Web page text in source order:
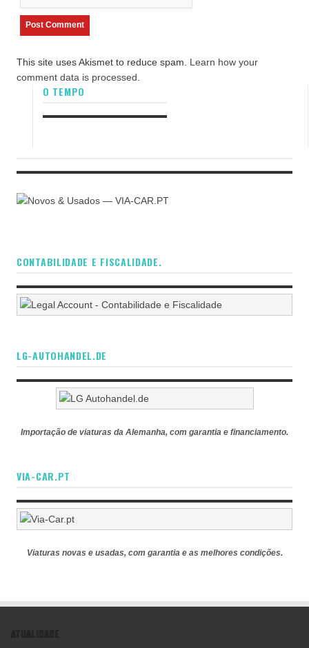
This site uses Akismet to reduce spam. Learn how your
comment data is processed.
O TEMPO
CONTABILIDADE E FISCALIDADE.
LG-AUTOHANDEL.DE
Importação de viaturas da Alemanha, com garantia e financiamento.
VIA-CAR.PT
Viaturas novas e usadas, com garantia e as melhores condições.
ATUALIDADE